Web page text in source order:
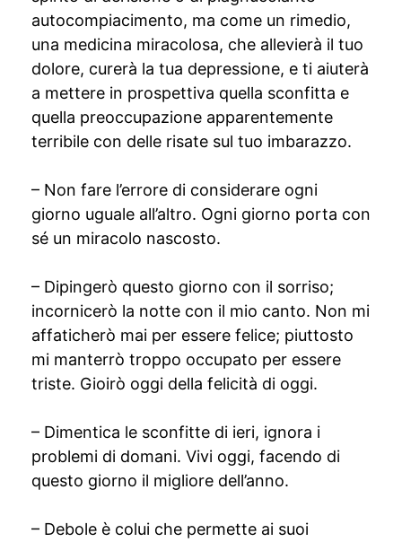
autocompiacimento, ma come un rimedio,
una medicina miracolosa, che allevierà il tuo
dolore, curerà la tua depressione, e ti aiuterà
a mettere in prospettiva quella sconfitta e
quella preoccupazione apparentemente
terribile con delle risate sul tuo imbarazzo.
– Non fare l’errore di considerare ogni
giorno uguale all’altro. Ogni giorno porta con
sé un miracolo nascosto.
– Dipingerò questo giorno con il sorriso;
incornicerò la notte con il mio canto. Non mi
affaticherò mai per essere felice; piuttosto
mi manterrò troppo occupato per essere
triste. Gioirò oggi della felicità di oggi.
– Dimentica le sconfitte di ieri, ignora i
problemi di domani. Vivi oggi, facendo di
questo giorno il migliore dell’anno.
– Debole è colui che permette ai suoi